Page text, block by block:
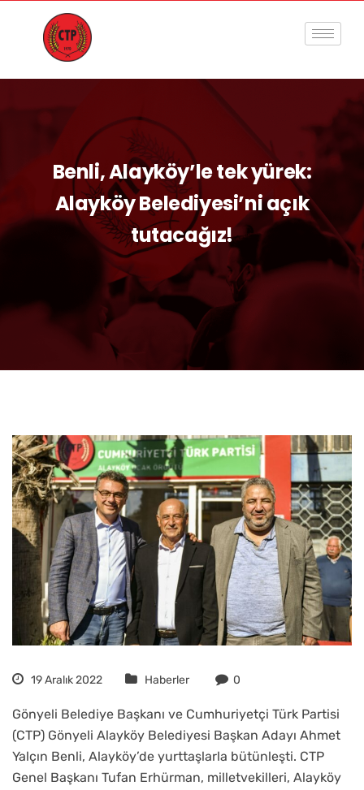
Benli, Alayköy’le tek yürek:
Alayköy Belediyesi’ni açık
tutacağız!
19 Aralık 2022 Haberler 0
Gönyeli Belediye Başkanı ve Cumhuriyetçi Türk Partisi
(CTP) Gönyeli Alayköy Belediyesi Başkan Adayı Ahmet
Yalçın Benli, Alayköy’de yurttaşlarla bütünleşti. CTP
Genel Başkanı Tufan Erhürman, milletvekilleri, Alayköy